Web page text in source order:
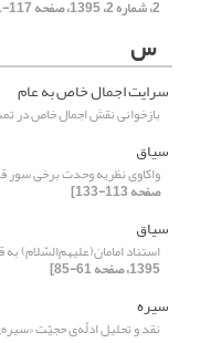
2، شماره 2، 1395، صفحه 117-141]
س
سرایت اجمال خاص به عام
بازخوانی نقش اجمال خاص در
سیاق
واکاوی نظریه وحدت برخی سور
صفحه 113-133]
سیاق
استناد امامان(علیهم‌السّلام)
1395، صفحه 61-85]
سیره
نقد و تحلیل ادلّه‌ی حجیّت